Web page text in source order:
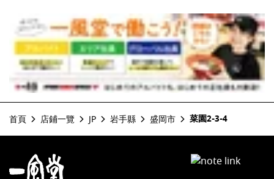
首頁 店鋪一覽 JP 岩手縣 盛岡市 菜園2-3-4